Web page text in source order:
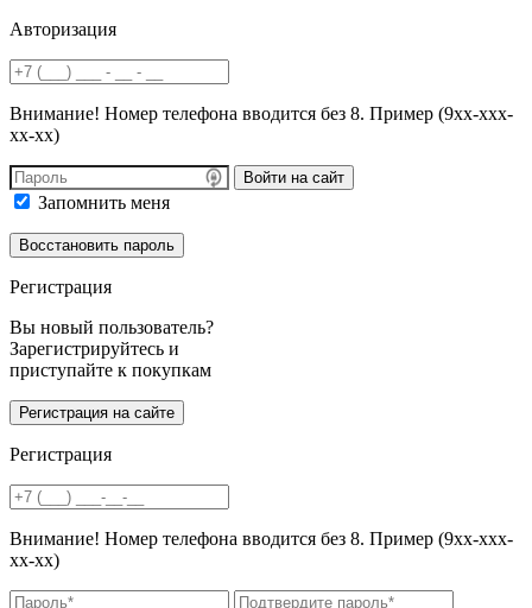
Авторизация
Внимание! Номер телефона вводится без 8. Пример (9хх-ххх-
хх-хх)
Войти на сайт
Запомнить меня
Регистрация
Вы новый пользователь?
Зарегистрируйтесь и
приступайте к покупкам
Регистрация
Внимание! Номер телефона вводится без 8. Пример (9хх-ххх-
хх-хх)